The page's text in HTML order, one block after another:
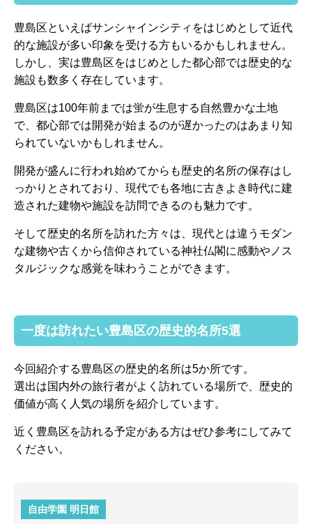
豊島区といえばサンシャインシティをはじめとして近代
的な施設が多い印象を受ける方もいるかもしれません。
しかし、実は豊島区をはじめとした都心部では歴史的な
施設も数多く存在しています。
豊島区は100年前までは蛍が生息する自然豊かな土地
で、都心部では開発が始まるのが遅かったのはあまり知
られていないかもしれません。
開発が盛んに行われ始めてからも歴史的名所の保存はし
っかりとされており、現代でも各地に古きよき時代に建
造された建物や施設を訪問できるのも魅力です。
そして歴史的名所を訪れた方々は、現代とは違うモダン
な建物や古くから信仰されている神社仏閣に感動やノス
タルジックな感覚を味わうことができます。
一度は訪れたい豊島区の歴史的名所5選
今回紹介する豊島区の歴史的名所は5か所です。
選出は国内外の旅行者がよく訪れている場所で、歴史的
価値が高く人気の場所を紹介しています。
近く豊島区を訪れる予定がある方はぜひ参考にしてみて
ください。
自由学園 明日館